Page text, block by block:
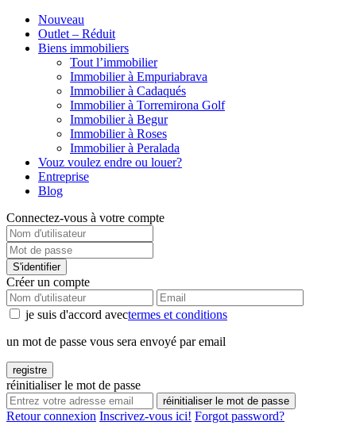
Nouveau
Outlet – Réduit
Biens immobiliers
Tout l’immobilier
Immobilier à Empuriabrava
Immobilier à Cadaqués
Immobilier à Torremirona Golf
Immobilier à Begur
Immobilier à Roses
Immobilier à Peralada
Vouz voulez endre ou louer?
Entreprise
Blog
Connectez-vous à votre compte
S'identifier
Créer un compte
je suis d'accord avectermes et conditions
un mot de passe vous sera envoyé par email
registre
réinitialiser le mot de passe
réinitialiser le mot de passe
Retour connexion Inscrivez-vous ici! Forgot password?